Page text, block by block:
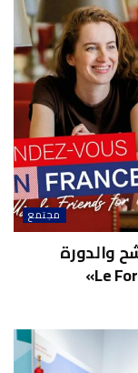
مجتمع
والدورة